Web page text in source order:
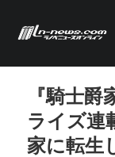
『騎士
ライズ
家に転生